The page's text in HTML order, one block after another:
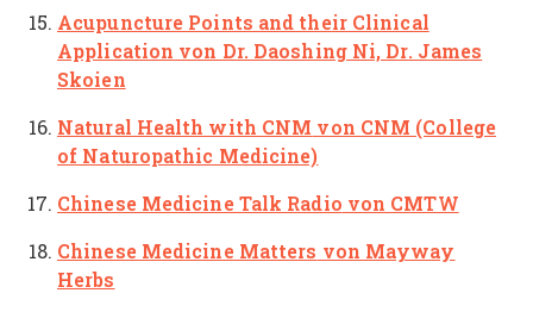
Acupuncture Points and their Clinical
Application von Dr. Daoshing Ni, Dr. James
Skoien
Natural Health with CNM von CNM (College
of Naturopathic Medicine)
Chinese Medicine Talk Radio von CMTW
Chinese Medicine Matters von Mayway
Herbs